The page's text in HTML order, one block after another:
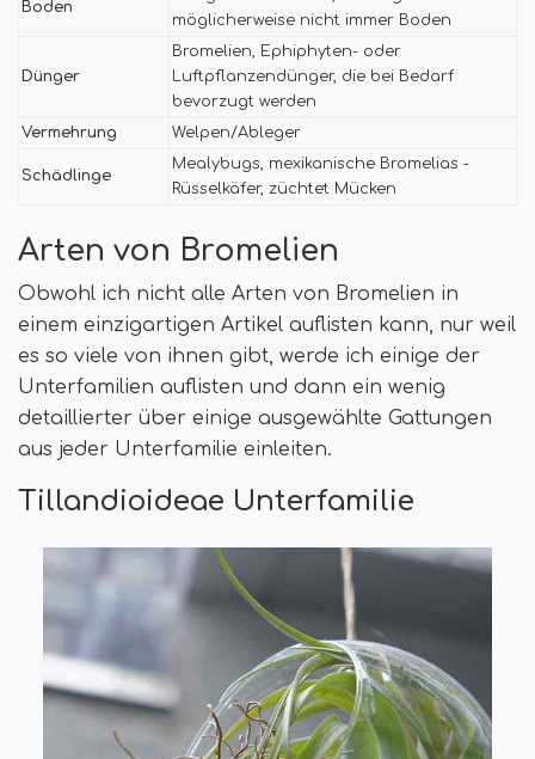
Boden
möglicherweise nicht immer Boden
Dünger
Bromelien, Ephiphyten- oder
Luftpflanzendünger, die bei Bedarf
bevorzugt werden
Vermehrung
Welpen/Ableger
Schädlinge
Mealybugs, mexikanische Bromelias -
Rüsselkäfer, züchtet Mücken
Arten von Bromelien
Obwohl ich nicht alle Arten von Bromelien in
einem einzigartigen Artikel auflisten kann, nur weil
es so viele von ihnen gibt, werde ich einige der
Unterfamilien auflisten und dann ein wenig
detaillierter über einige ausgewählte Gattungen
aus jeder Unterfamilie einleiten.
Tillandioideae Unterfamilie